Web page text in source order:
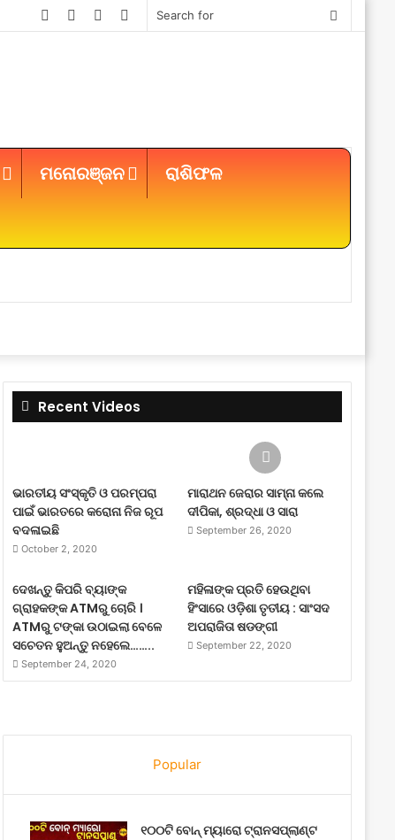
Search
Instagram
YouTube
Twitter
Facebook
ମନୋରଞ୍ଜନ ରାଶିଫଳ
Recent Videos
ଭାରତୀୟ ସଂସ୍କୃତି ଓ ପରମ୍ପରା
ପାଇଁ ଭାରତରେ କରୋନା ନିଜ ରୂପ
ବଦଳାଇଛି
October 2, 2020
ମାରାଥନ ଜେରାର ସାମ୍ନା କଲେ
ଦୀପିକା, ଶ୍ରଦ୍ଧା ଓ ସାରା
September 26, 2020
ଦେଖନ୍ତୁ କିପରି ବ୍ୟାଙ୍କ
ଗ୍ରାହକଙ୍କ ATMରୁ ଚୋରି ।
ATMରୁ ଟଙ୍କା ଉଠାଇଲା ବେଳେ
ସଚେତନ ହୁଅନ୍ତୁ ନହେଲେ……..
September 24, 2020
ମହିଳାଙ୍କ ପ୍ରତି ହେଉଥିବା
ହିଂସାରେ ଓଡ଼ିଶା ତୃତୀୟ : ସାଂସଦ
ଅପରାଜିତା ଷଡଙ୍ଗୀ
September 22, 2020
Popular
୧୦୦ଟି ବୋନ୍ ମ୍ୟାରୋ ଟ୍ରାନସପ୍ଲାଣ୍ଟ